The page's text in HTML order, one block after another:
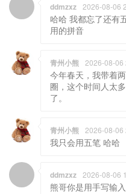
ddmzxz 2026-08-06
哈哈 我都忘了还有
用的拼音
青州小熊 2026-08-06
今年春天，我带着
圈，这个时间人太
了。
青州小熊 2026-08-06
我只会用五笔 哈哈
ddmzxz 2026-08-06
熊哥你是用手写输